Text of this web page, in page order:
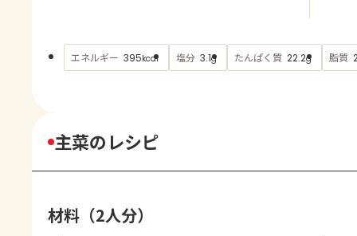
エネルギー 395kcal 塩分 3.1g たんぱく質 22.2g 脂質
主菜のレシピ
材料（2人分）